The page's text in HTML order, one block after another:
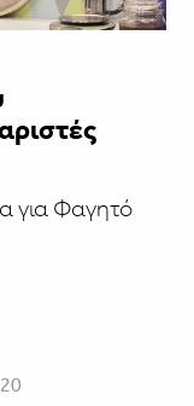
για Φαγητό